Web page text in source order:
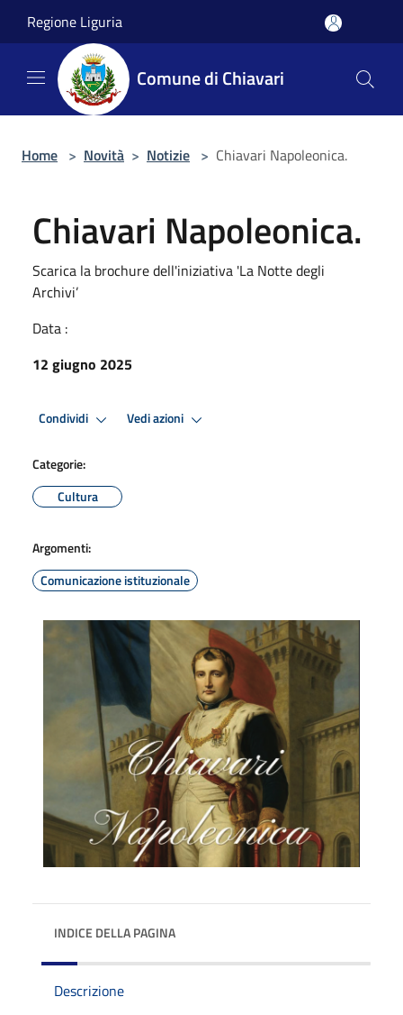
Regione Liguria
Comune di Chiavari
Home > Novità > Notizie > Chiavari Napoleonica.
Chiavari Napoleonica.
Scarica la brochure dell'iniziativa 'La Notte degli
Archivi’
Data :
12 giugno 2025
Condividi Vedi azioni
Categorie:
Cultura
Argomenti:
Comunicazione istituzionale
INDICE DELLA PAGINA
Descrizione